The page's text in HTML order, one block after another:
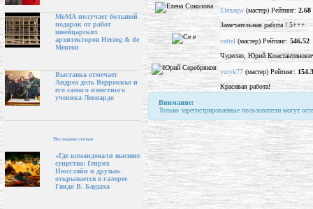
МоМА получает большой
подарок от работ
швейцарских
архитекторов Herzog & de
Meuron
Выставка отмечает
Андреа дель Верроккьо и
его самого известного
ученика Леонардо
Последние статьи
«Где командовали высшие
существа: Генрих
Нюссляйн и друзья»
открывается в галерее
Гвидо В. Баудаха
Elenaqw (мастер) Рейтинг: 2.68
Замечательная работа ! 5+++
vettel (мастер) Рейтинг: 546.52
Чудесно, Юрий
yuryk77 (мастер) Рейтинг:
Красивая работа!
Внимание:
Только зарегистрированные пользователи могут